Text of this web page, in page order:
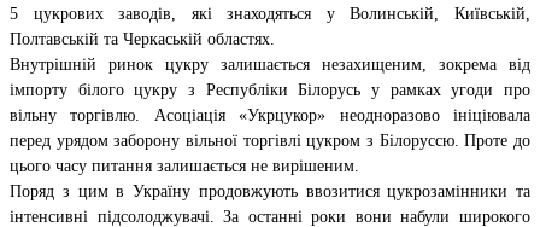
5 цукрових заводів, які знаходяться у Волинській, Київській,
Полтавській та Черкаській областях.
Внутрішній ринок цукру залишається незахищеним, зокрема від
імпорту білого цукру з Республіки Білорусь у рамках угоди про
вільну торгівлю. Асоціація «Укрцукор» неодноразово ініціювала
перед урядом заборону вільної торгівлі цукром з Білоруссю. Проте до
цього часу питання залишається не вирішеним.
Поряд з цим в Україну продовжують ввозитися цукрозамінники та
інтенсивні підсолоджувачі. За останні роки вони набули широкого